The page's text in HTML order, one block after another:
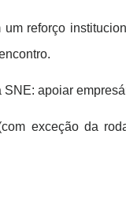
reforço
apoiar
exceção da